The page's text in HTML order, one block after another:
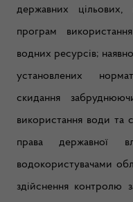
державних цільових,
програм
водних ресурсів;
установлених
скидання
використання води та
права державної
водокористувачами
здійснення контролю